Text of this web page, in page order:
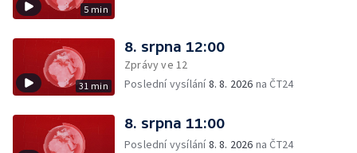
5 min
31 min
8. srpna 12:00
Zprávy ve 12
Poslední vysílání8. 8. 2026 na ČT24
8. srpna 11:00
Poslední vysílání8. 8. 2026 na ČT24